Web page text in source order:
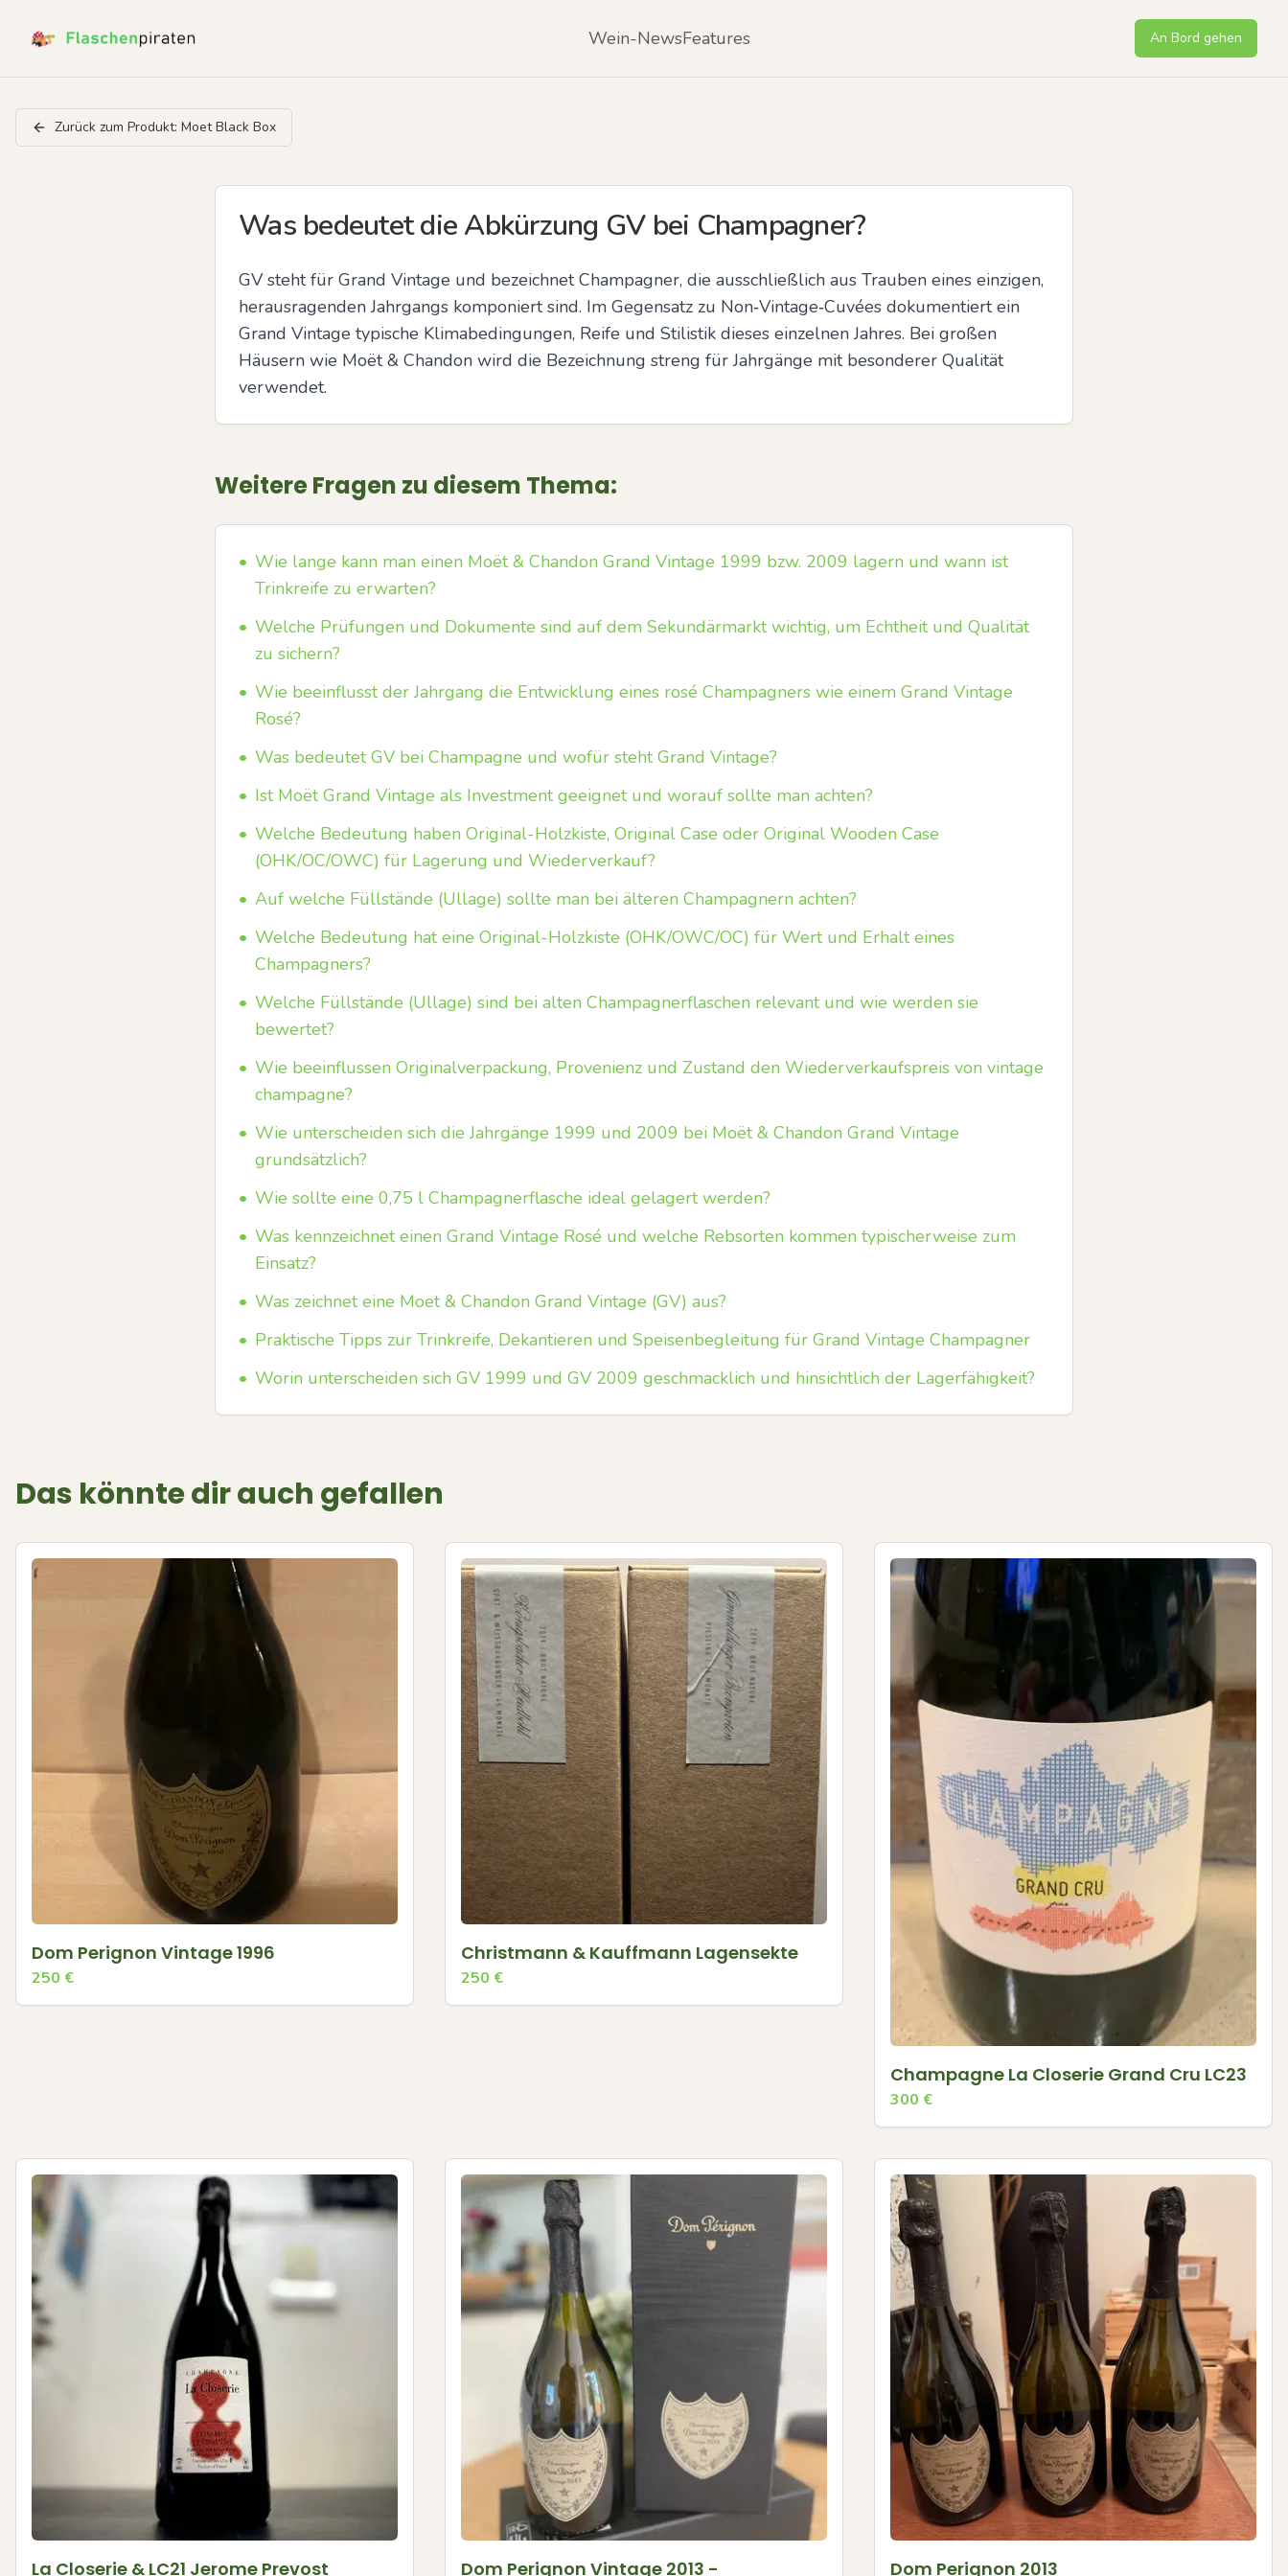
Wein-NewsFeatures An Bord gehen
Zurück zum Produkt: Moet Black Box
Was bedeutet die Abkürzung GV bei Champagner?
GV steht für Grand Vintage und bezeichnet Champagner, die ausschließlich aus Trauben eines einzigen,
herausragenden Jahrgangs komponiert sind. Im Gegensatz zu Non‑Vintage‑Cuvées dokumentiert ein
Grand Vintage typische Klimabedingungen, Reife und Stilistik dieses einzelnen Jahres. Bei großen
Häusern wie Moët & Chandon wird die Bezeichnung streng für Jahrgänge mit besonderer Qualität
verwendet.
Weitere Fragen zu diesem Thema:
• Wie lange kann man einen Moët & Chandon Grand Vintage 1999 bzw. 2009 lagern und wann ist
Trinkreife zu erwarten?
• Welche Prüfungen und Dokumente sind auf dem Sekundärmarkt wichtig, um Echtheit und Qualität
zu sichern?
• Wie beeinflusst der Jahrgang die Entwicklung eines rosé Champagners wie einem Grand Vintage
Rosé?
• Was bedeutet GV bei Champagne und wofür steht Grand Vintage?
• Ist Moët Grand Vintage als Investment geeignet und worauf sollte man achten?
• Welche Bedeutung haben Original-Holzkiste, Original Case oder Original Wooden Case
(OHK/OC/OWC) für Lagerung und Wiederverkauf?
• Auf welche Füllstände (Ullage) sollte man bei älteren Champagnern achten?
• Welche Bedeutung hat eine Original-Holzkiste (OHK/OWC/OC) für Wert und Erhalt eines
Champagners?
• Welche Füllstände (Ullage) sind bei alten Champagnerflaschen relevant und wie werden sie
bewertet?
• Wie beeinflussen Originalverpackung, Provenienz und Zustand den Wiederverkaufspreis von vintage
champagne?
• Wie unterscheiden sich die Jahrgänge 1999 und 2009 bei Moët & Chandon Grand Vintage
grundsätzlich?
• Wie sollte eine 0,75 l Champagnerflasche ideal gelagert werden?
• Was kennzeichnet einen Grand Vintage Rosé und welche Rebsorten kommen typischerweise zum
Einsatz?
• Was zeichnet eine Moet & Chandon Grand Vintage (GV) aus?
• Praktische Tipps zur Trinkreife, Dekantieren und Speisenbegleitung für Grand Vintage Champagner
• Worin unterscheiden sich GV 1999 und GV 2009 geschmacklich und hinsichtlich der Lagerfähigkeit?
Das könnte dir auch gefallen
Dom Perignon Vintage 1996
250 €
Christmann & Kauffmann Lagensekte
250 €
Champagne La Closerie Grand Cru LC23
300 €
La Closerie & LC21 Jerome Prevost
Dom Perignon Vintage 2013 -
Dom Perignon 2013